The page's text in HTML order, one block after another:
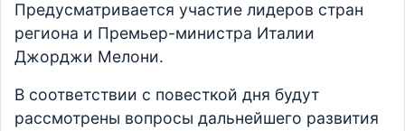
Предусматривается участие лидеров стран
региона и Премьер-министра Италии
Джорджи Мелони.
В соответствии с повесткой дня будут
рассмотрены вопросы дальнейшего развития